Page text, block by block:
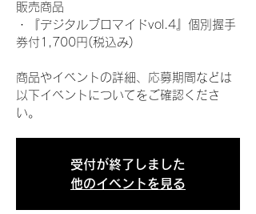
販売商品
・『デジタルブロマイドvol.4』個別握手
券付1,700円(税込み)
商品やイベントの詳細、応募期間などは
以下イベントについてをご確認くださ
い。
受付が終了しました
他のイベントを見る